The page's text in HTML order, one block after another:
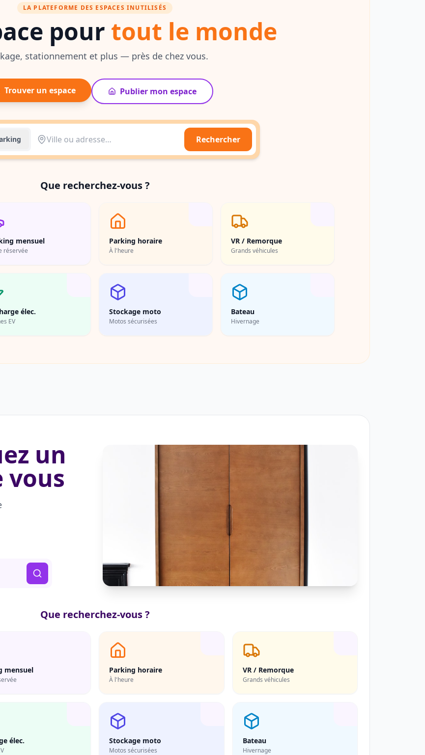
LA PLATEFORME DES ESPACES INUTILISÉS
pour tout le monde
stationnement et plus — près de chez vous.
Trouver un espace Publier mon espace
Rechercher
Que recherchez-vous ?
mensuel
réservée
Parking horaire
À l'heure
VR / Remorque
Grands véhicules
élec.
EV
Stockage moto
Motos sécurisées
Bateau
Hivernage
un
vous
Que recherchez-vous ?
mensuel Parking horaire
À l'heure
VR / Remorque
Grands véhicules
élec. Stockage moto
Motos sécurisées
Bateau
Hivernage